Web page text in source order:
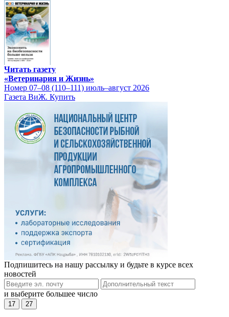
Читать газету
«Ветеринария и Жизнь»
Номер 07–08 (110–111) июль–август 2026
Газета ВиЖ. Купить
Подпишитесь на нашу рассылку и будьте в курсе всех
новостей
и выберите большее число
17 27